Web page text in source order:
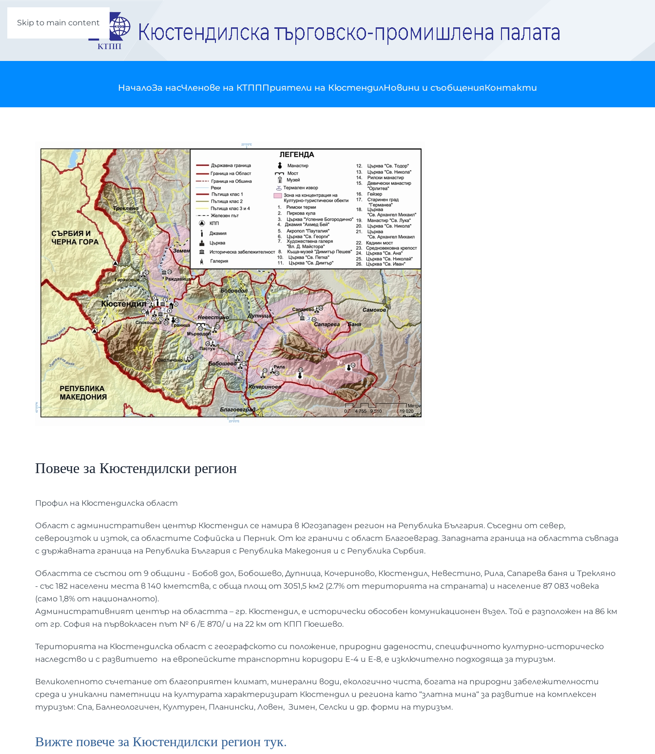
Skip to main content
НачалоЗа насЧленове на КТПППриятели на КюстендилНовини и съобщенияКонтакти
Повече за Кюстендилски регион
Профил на Кюстендилска област
Област с административен център Кюстендил се намира в Югозападен регион на Република България. Съседни от север,
североизток и изток, са областите Софийска и Перник. От юг граничи с област Благоевград. Западната граница на областта съвпада
с държавната граница на Република България с Република Македония и с Република Сърбия.
Областта се състои от 9 общини - Бобов дол, Бобошево, Дупница, Кочериново, Кюстендил, Невестино, Рила, Сапарева баня и Трекляно
- със 182 населени места в 140 кметства, с обща площ от 3051,5 км2 (2.7% от територията на страната) и население 87 083 човека
(само 1,8% от националното).
Административният център на областта – гр. Кюстендил, е исторически обособен комуникационен възел. Той е разположен на 86 км
от гр. София на първокласен път № 6 /Е 870/ и на 22 км от КПП Гюешево.
Територията на Кюстендилска област с географското си положение, природни дадености, специфичното културно-историческо
наследство и с развитието на европейските транспортни коридори Е-4 и Е-8, е изключително подходяща за туризъм.
Великолепното съчетание от благоприятен климат, минерални води, екологично чиста, богата на природни забележителности
среда и уникални паметници на културата характеризират Кюстендил и региона като “златна мина“ за развитие на комплексен
туризъм: Спа, Балнеологичен, Културен, Планински, Ловен, Зимен, Селски и др. форми на туризъм.
Вижте повече за Кюстендилски регион тук.